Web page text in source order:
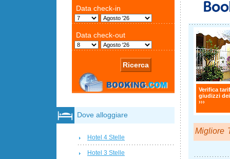
Verifica
giudizzi
›››
Migliore
Dove alloggiare
Hotel 4 Stelle
Hotel 3 Stelle